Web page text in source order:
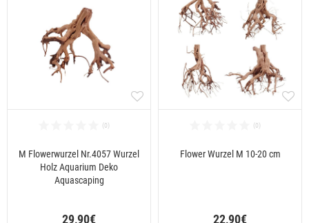
M Flowerwurzel Nr.4057 Wurzel
Holz Aquarium Deko
Aquascaping
29,90€
Flower Wurzel M 10-20 cm
22,90€